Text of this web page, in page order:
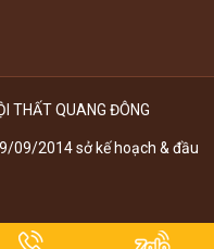
THẤT QUANG ĐÔNG
09/2014 sở kế hoạch & đầu